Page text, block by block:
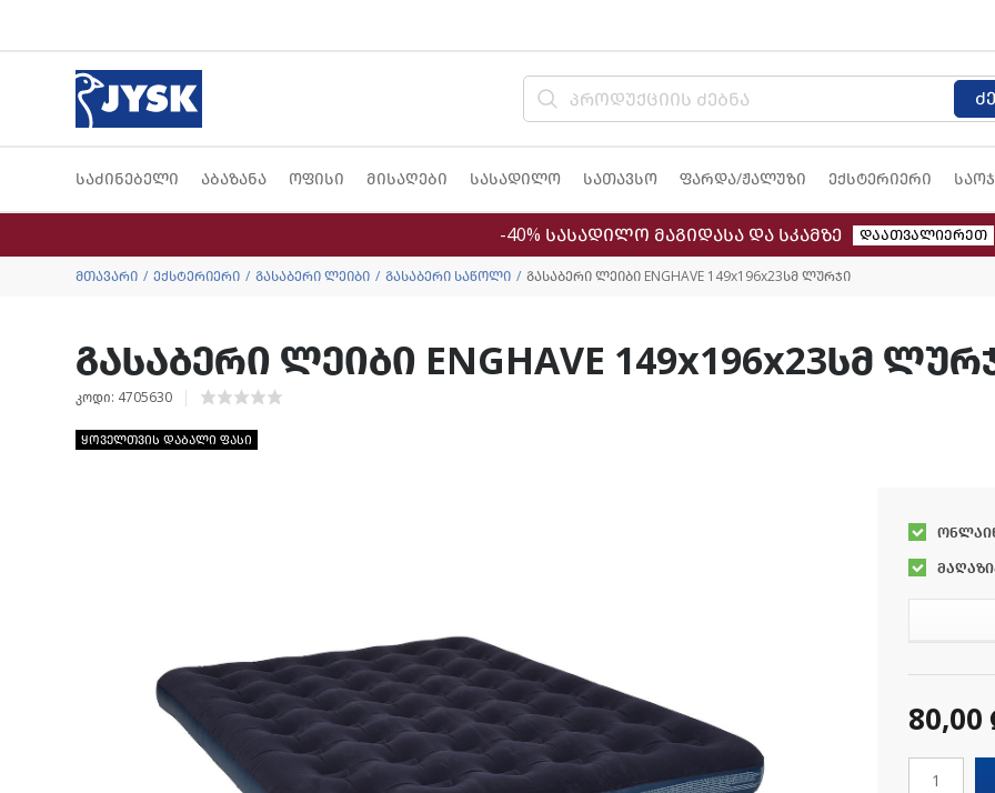
საძინებელი აბაზანა ოფისი მისაღები სასადილო სათავსო ფარდა/ჟალუზი ექსტერიერი
-40% სასადილო მაგიდასა და სკამზე დაათვალიერეთ
მთავარი ექსტერიერი გასაბერი ლეიბი გასაბერი საწოლი გასაბერი ლეიბი ENGHAVE 149x196x23სმ ლურჯი
გასაბერი ლეიბი ENGHAVE 149x196x23სმ
კოდი: 4705630
ყოველთვის დაბალი ფასი
80,00